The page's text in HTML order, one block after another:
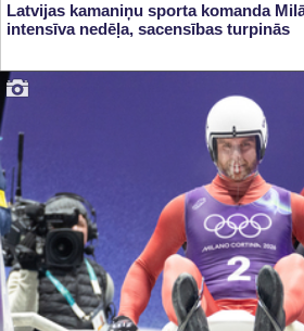
Latvijas kamaniņu sporta komanda
intensīva nedēļa, sacensības turpinās